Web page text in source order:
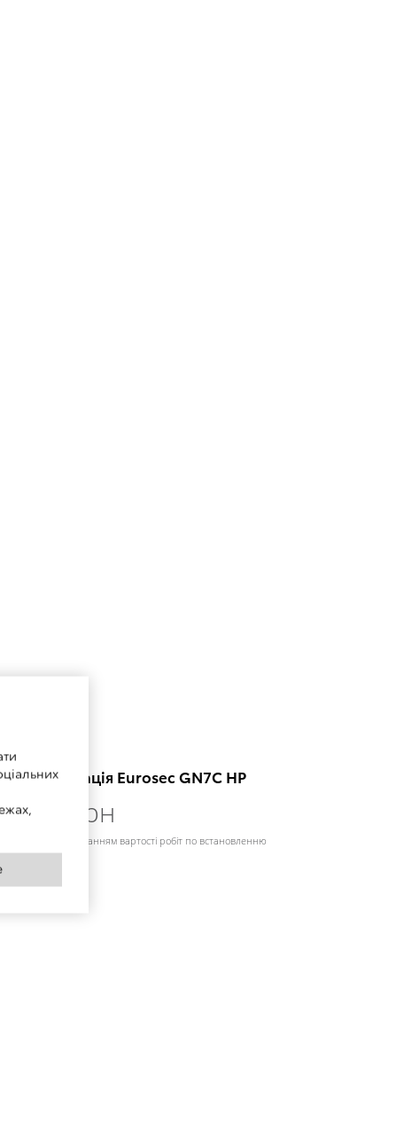
Eurosec GN7C HP
797 грн
вказана з врахуванням вартості робіт по встановленню